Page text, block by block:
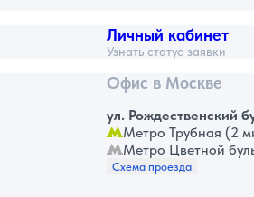
Личный кабинет
Узнать статус заявки
Офис в Москве
ул. Рождественский
Метро Трубная (2
Метро Цветной
Схема проезда